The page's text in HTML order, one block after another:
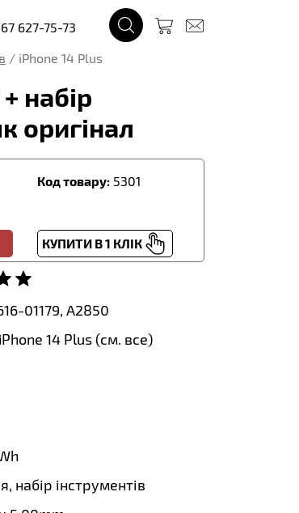
627-75-73
/ iPhone 14 Plus
набір
оригінал
Код товару: 5301
КУПИТИ В 1 КЛІК
01179, A2850
14 Plus (см. все)
набір інструментів